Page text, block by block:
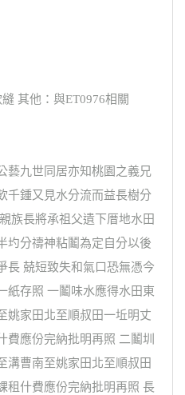
其他：與ET0976相關
藝九世同居亦知桃園之義兄
千鍾又見水分流而益長樹分
族長將承祖父遺下厝地水田
圴分禱神粘鬮為定自分以後
長 兢短致失和氣口恐無憑今
紙存照 一鬮味水應得水田東
姚家田北至順叔田一坵明丈
應份完納批明再照 二鬮圳
溝曹南至姚家田北至順叔田
租什費應份完納批明再照 長